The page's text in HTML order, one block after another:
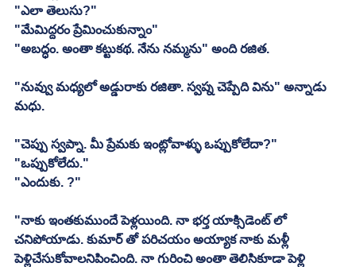
"ఎలా తెలుసు?"
"మేమిద్దరం ప్రేమించుకున్నాం"
"అబద్ధం. అంతా కట్టుకథ. నేను నమ్మను" అంది రజిత.
"నువ్వు మధ్యలో అడ్డురాకు రజితా. స్వప్న చెప్పేది విను" అన్నాడు
మధు.
"చెప్పు స్వప్నా. మీ ప్రేమకు ఇంట్లోవాళ్ళు ఒప్పుకోలేదా?"
"ఒప్పుకోలేదు."
"ఎందుకు. ?"
"నాకు ఇంతకుముందే పెళ్లయింది. నా భర్త యాక్సిడెంట్ లో
చనిపోయాడు. కుమార్ తో పరిచయం అయ్యాక నాకు మళ్లీ
పెళ్లిచేసుకోవాలనిపించింది. నా గురించి అంతా తెలిసికూడా పెళ్లి